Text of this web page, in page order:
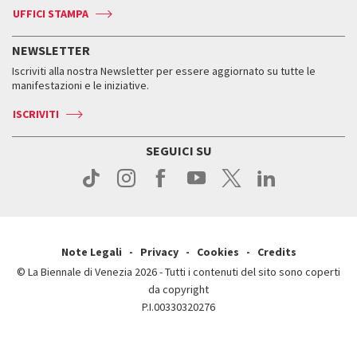
Press
Accrediti
Come raggiungerci
Accrediti
Come raggiungerci
Contatti
Press
Press
Edizioni passate
Orari e sedi
Biglietti
Servizi al pubblico
Come raggiungerci
Contatti
ASAC DATI
Storia
Orari e sedi
UFFICI STAMPA
NEWSLETTER
Iscriviti alla nostra Newsletter per essere aggiornato su tutte le
manifestazioni e le iniziative.
ISCRIVITI
SEGUICI SU
Note Legali Privacy Cookies
Credits
© La Biennale di Venezia 2026 - Tutti i contenuti del sito sono coperti
da copyright
P.I.00330320276